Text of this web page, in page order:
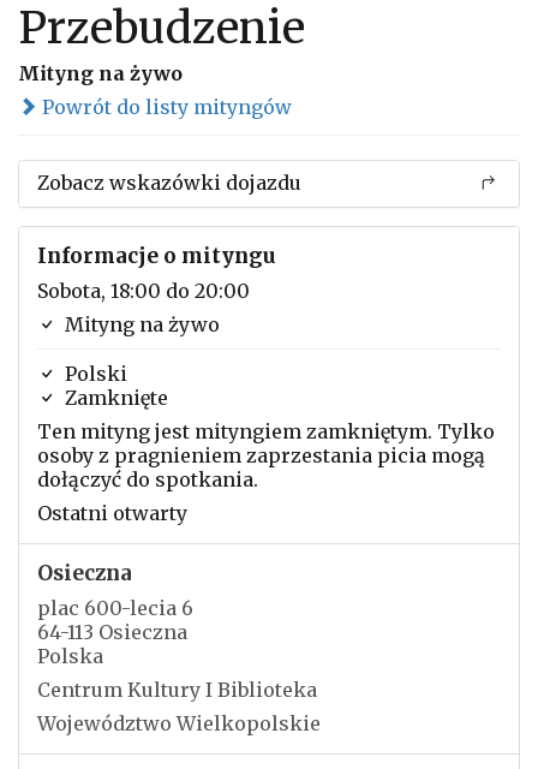
Przebudzenie
Mityng na żywo
Powrót do listy mityngów
Zobacz wskazówki dojazdu
Informacje o mityngu
Sobota, 18:00 do 20:00
Mityng na żywo
Polski
Zamknięte
Ten mityng jest mityngiem zamkniętym. Tylko
osoby z pragnieniem zaprzestania picia mogą
dołączyć do spotkania.
Ostatni otwarty
Osieczna
plac 600-lecia 6
64-113 Osieczna
Polska
Centrum Kultury I Biblioteka
Województwo Wielkopolskie